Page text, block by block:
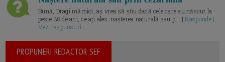
Bună, Dragi mămici, aș vrea să știu dacă cele care au născut la
peste 38 de ani, ce ați ales: nașterea naturală sau p... |Raspunde |
Vezi raspunsuri
PROPUNERI REDACTOR SEF